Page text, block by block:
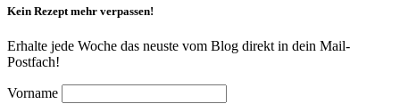
Kein Rezept mehr verpassen!
Erhalte jede Woche das neuste vom Blog direkt in dein Mail-
Postfach!
Vorname